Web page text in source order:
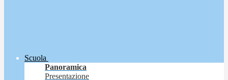
Scuola
Panoramica
Presentazione